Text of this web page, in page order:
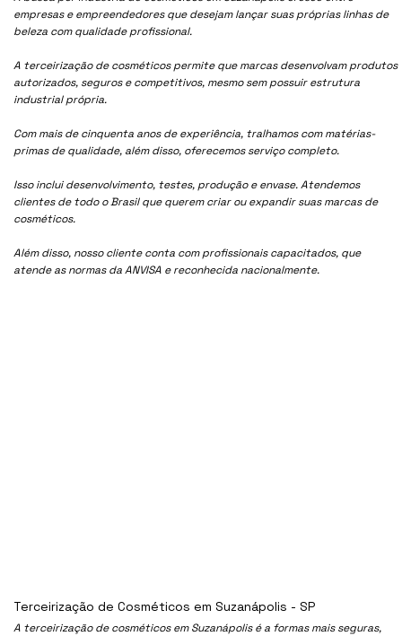
empresas e empreendedores que desejam lançar suas próprias linhas de
beleza com qualidade profissional.
A terceirização de cosméticos permite que marcas desenvolvam produtos
autorizados, seguros e competitivos, mesmo sem possuir estrutura
industrial própria.
Com mais de cinquenta anos de experiência, tralhamos com matérias-
primas de qualidade, além disso, oferecemos serviço completo.
Isso inclui desenvolvimento, testes, produção e envase. Atendemos
clientes de todo o Brasil que querem criar ou expandir suas marcas de
cosméticos.
Além disso, nosso cliente conta com profissionais capacitados, que
atende as normas da ANVISA e reconhecida nacionalmente.
A terceirização de cosméticos em Suzanápolis é a formas mais seguras,
Terceirização de Cosméticos em Suzanápolis - SP